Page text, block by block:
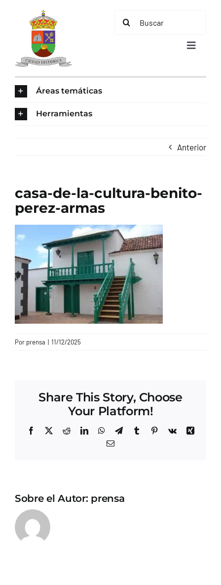
contenido
Buscar:
Toggle
TURISMO
CONTACTO
Áreas temáticas
Herramientas
Anterior
casa-de-la-cultura-benito-
perez-armas
Por prensa | 11/12/2025
Share This Story, Choose
Your Platform!
Facebook
X RedditLinkedInWhatsApp
TelegramTumblrPinterest
Vk
Xing
Correo
Sobre el Autor: prensa